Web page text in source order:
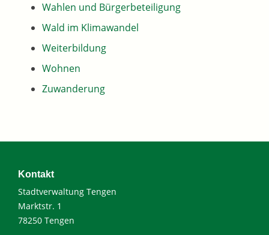
Wahlen und Bürgerbeteiligung
Wald im Klimawandel
Weiterbildung
Wohnen
Zuwanderung
Kontakt
Stadtverwaltung Tengen
Marktstr. 1
78250 Tengen